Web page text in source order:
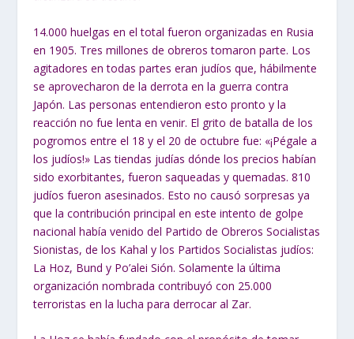
14.000 huelgas en el total fueron organizadas en Rusia
en 1905. Tres millones de obreros tomaron parte. Los
agitadores en todas partes eran judíos que, hábilmente
se aprovecharon de la derrota en la guerra contra
Japón. Las personas entendieron esto pronto y la
reacción no fue lenta en venir. El grito de batalla de los
pogromos entre el 18 y el 20 de octubre fue: «¡Pégale a
los judíos!» Las tiendas judías dónde los precios habían
sido exorbitantes, fueron saqueadas y quemadas. 810
judíos fueron asesinados. Esto no causó sorpresas ya
que la contribución principal en este intento de golpe
nacional había venido del Partido de Obreros Socialistas
Sionistas, de los Kahal y los Partidos Socialistas judíos:
La Hoz, Bund y Po’alei Sión. Solamente la última
organización nombrada contribuyó con 25.000
terroristas en la lucha para derrocar al Zar.